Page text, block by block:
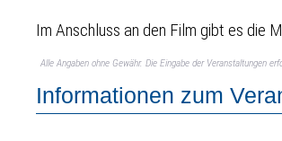
Im Anschluss an den Film gibt es die
Alle Angaben ohne Gewähr. Die Eingabe der Veranstaltungen
Informationen zum